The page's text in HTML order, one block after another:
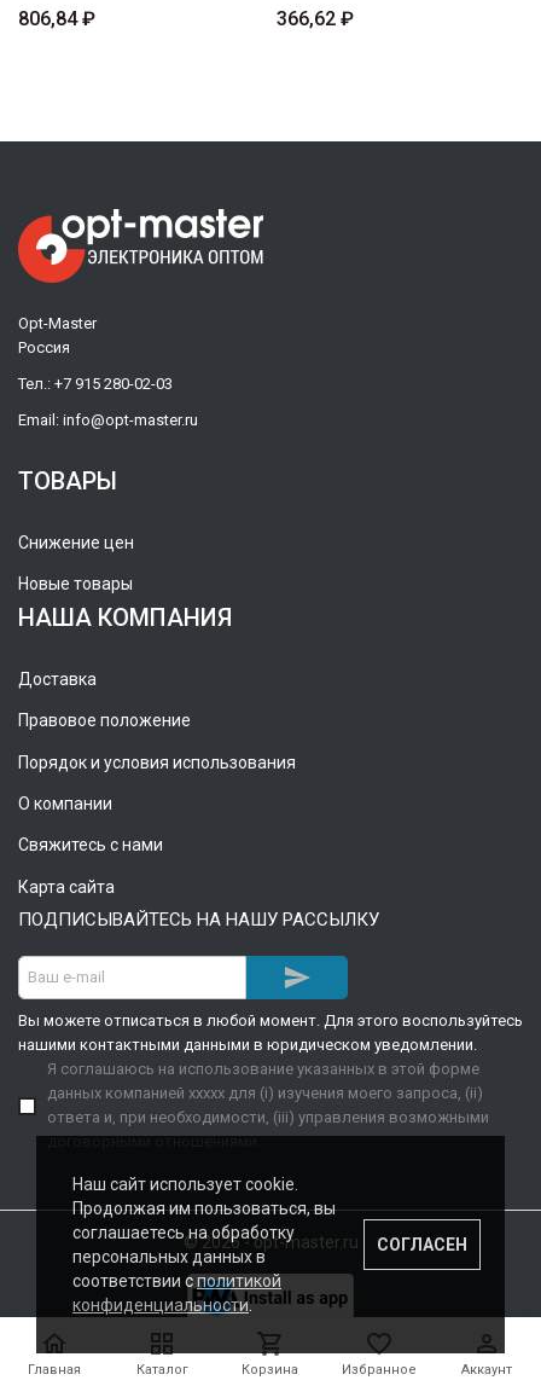
806,84 ₽
366,62 ₽
Opt-Master
Россия
Тел.: +7 915 280-02-03
Email: info@opt-master.ru
ТОВАРЫ
Снижение цен
Новые товары
НАША КОМПАНИЯ
Доставка
Правовое положение
Порядок и условия использования
О компании
Свяжитесь с нами
Карта сайта
ПОДПИСЫВАЙТЕСЬ НА НАШУ РАССЫЛКУ

Вы можете отписаться в любой момент. Для этого воспользуйтесь
нашими контактными данными в юридическом уведомлении.
Я соглашаюсь на использование указанных в этой форме
данных компанией xxxxx для (i) изучения моего запроса, (ii)
ответа и, при необходимости, (iii) управления возможными
договорными отношениями.
© 2026 - opt-master.ru

Главная

Каталог

Корзина

Избранное

Аккаунт
Наш сайт использует cookie.
Продолжая им пользоваться, вы
соглашаетесь на обработку
персональных данных в
соответствии сполитикой
конфиденциальности.
СОГЛАСЕН